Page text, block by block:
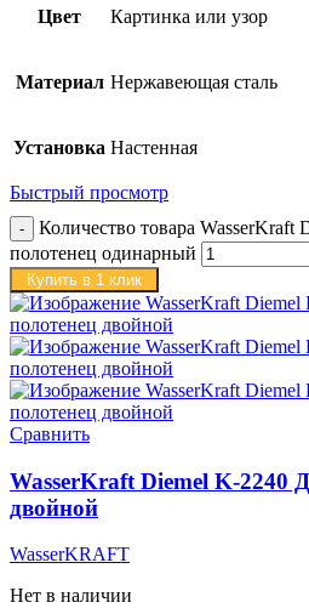
Цвет Картинка или узор
Материал Нержавеющая сталь
Установка Настенная
Быстрый просмотр
Количество товара WasserKraft
полотенец одинарный
Купить в 1 клик
Сравнить
WasserKraft Diemel K-2240
двойной
WasserKRAFT
Нет в наличии